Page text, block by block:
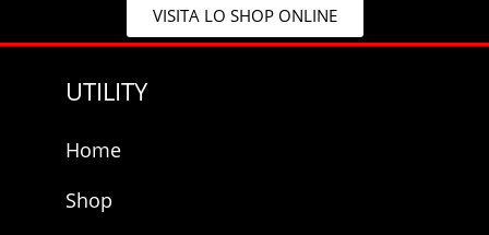
a
VISITA LO SHOP ONLINE
UTILITY
Home
Shop